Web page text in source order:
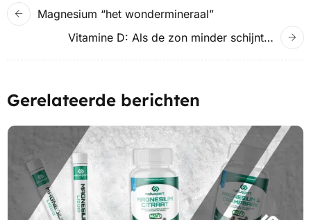
Magnesium “het wondermineraal”
Vitamine D: Als de zon minder schijnt…
Gerelateerde berichten